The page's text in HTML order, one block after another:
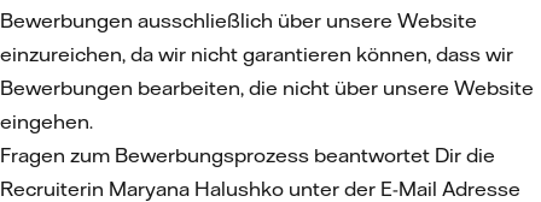
Bewerbungen ausschließlich über unsere Website
einzureichen, da wir nicht garantieren können, dass wir
Bewerbungen bearbeiten, die nicht über unsere Website
eingehen.
Fragen zum Bewerbungsprozess beantwortet Dir die
Recruiterin Maryana Halushko unter der E-Mail Adresse